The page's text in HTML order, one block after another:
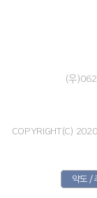
(우
COPYRIGHT(C)
약도 /